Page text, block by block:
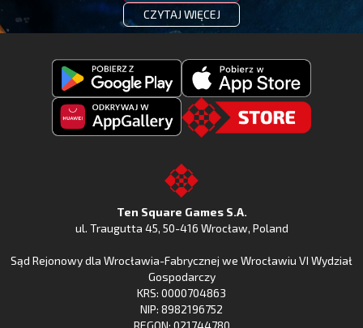
CZYTAJ WIĘCEJ
Pobierz
Fishing
Pobierz
Fishing
z
Apple
Store
Huawei
Gallery
to
the
Ten Square Games S.A.
ul. Traugutta 45, 50-416 Wrocław, Poland
Sąd Rejonowy dla Wrocławia-Fabrycznej we Wrocławiu VI Wydział
Gospodarczy
KRS: 0000704863
NIP: 8982196752
REGON: 021744780